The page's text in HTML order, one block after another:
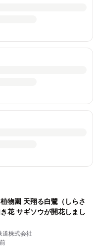
物園 天翔る白鷺（しらさ
花 サギソウが開花しまし
道株式会社